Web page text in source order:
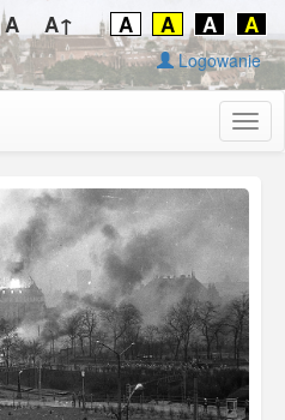
A A↑ A A A A
Logowanie